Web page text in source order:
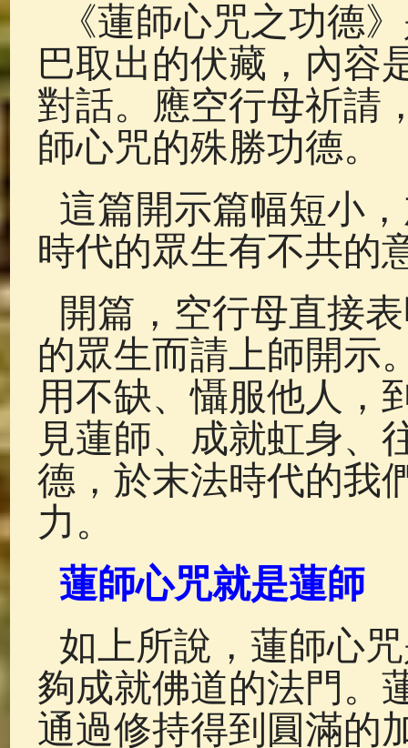
《蓮師心咒之功德
巴取出的伏藏，內容
對話。應空行母祈請
師心咒的殊勝功德。
這篇開示篇幅短小
時代的眾生有不共的
開篇，空行母直接
的眾生而請上師開示
用不缺、懾服他人，
見蓮師、成就虹身、
德，於末法時代的我
力。
蓮師心咒就是蓮師
如上所說，蓮師心
夠成就佛道的法門。
通過修持得到圓滿的